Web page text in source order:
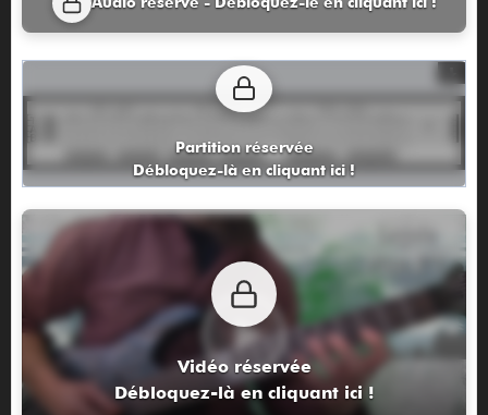
Partition réservée
Débloquez-là en cliquant ici !
Vidéo réservée
Débloquez-là en cliquant ici !